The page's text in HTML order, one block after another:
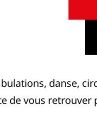
danse,
de vous